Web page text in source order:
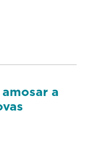
a